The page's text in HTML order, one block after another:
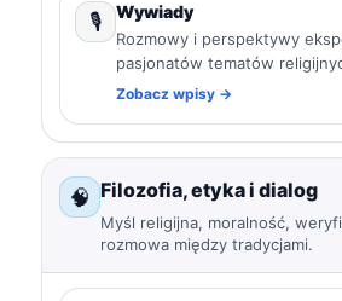
🎙️ Wywiady
Rozmowy i perspektywy
pasjonatów tematów
Zobacz wpisy →
🧠 Filozofia, etyka i dialog
Myśl religijna, moralność,
rozmowa między tradycjami.